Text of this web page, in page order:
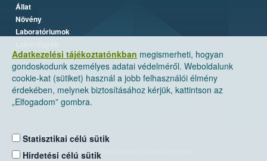
Adatkezelési tájékoztatónkban megismerheti, hogyan
gondoskodunk személyes adatai védelméről. Weboldalunk
cookie-kat (sütiket) használ a jobb felhasználói élmény
érdekében, melynek biztosításához kérjük, kattintson az
„Elfogadom” gombra.
Statisztikai célú sütik
Hirdetési célú sütik
Állat
Növény
Laboratóriumok
Nemzeti Élelmiszerlánc-biztonsági Hivatal